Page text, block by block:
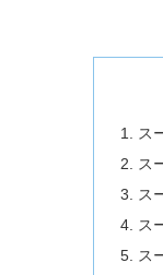
ス
ス
ス
ス
ス